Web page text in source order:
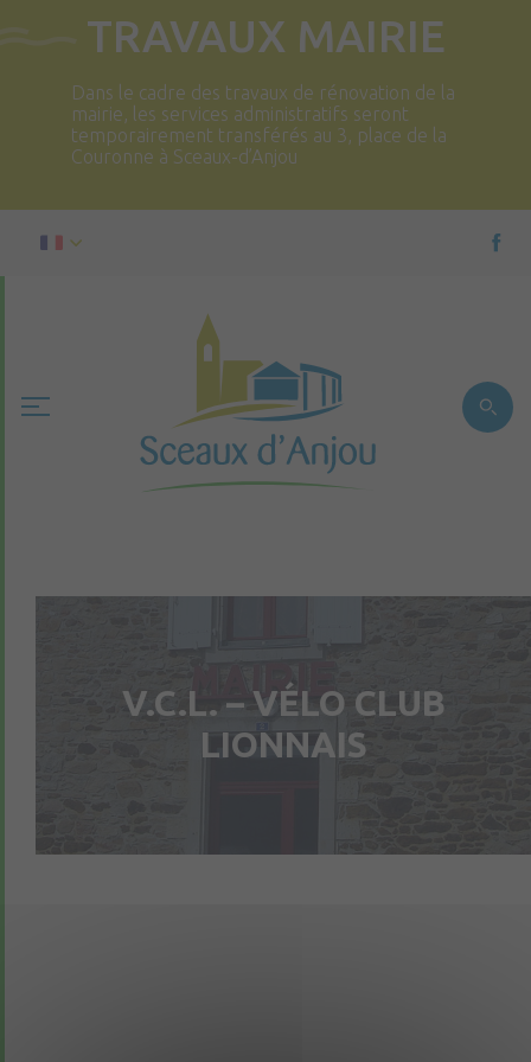
TRAVAUX MAIRIE
Dans le cadre des travaux de rénovation de la
mairie, les services administratifs seront
temporairement transférés au 3, place de la
Couronne à Sceaux-d’Anjou
V.C.L. – VÉLO CLUB
LIONNAIS